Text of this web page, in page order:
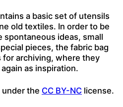
a basic set of utensils
old textiles. In order to be
spontaneous ideas, small
pieces, the fabric bag
archiving, where they
as inspiration.
the CC BY-NC license.